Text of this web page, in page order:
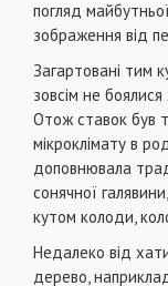
погляд
зображення від
Загартовані тим
зовсім не
Отож ставок був
мікроклімату в
доповнювала
сонячної
кутом колоди,
Недалеко від
дерево,